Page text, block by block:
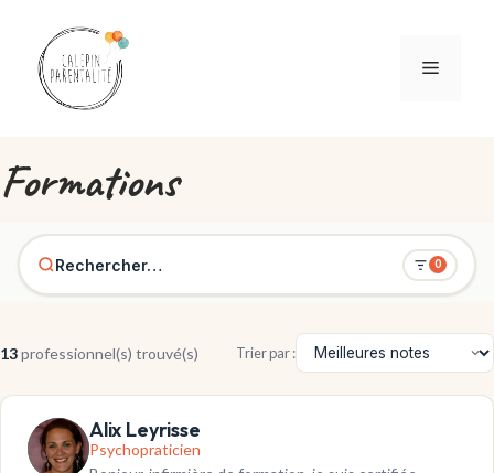
Menu
Formations
Rechercher… 0
13professionnel(s) trouvé(s) Trier par :
Alix Leyrisse
Psychopraticien